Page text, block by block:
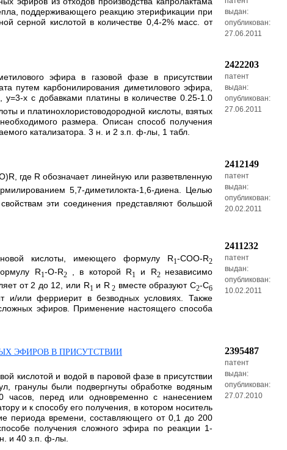
поддерживающего реакцию этерификации при
серной кислотой в количестве 0,4-2% масс. от
выдан:
опубликован:
27.06.2011
эфира в газовой фазе в присутствии
путем карбонилирования диметилового эфира,
x с добавками платины в количестве 0.25-1.0
и платинохлористоводородной кислоты, взятых
размера. Описан способ получения
катализатора. 3 н. и 2 з.п. ф-лы, 1 табл.
2422203
патент
выдан:
опубликован:
27.06.2011
где R обозначает линейную или разветвленную
5,7-диметилокта-1,6-диена. Целью
эти соединения представляют большой
2412149
патент
выдан:
опубликован:
20.02.2011
кислоты, имеющего формулу R1-COO-R2
R1 -O-R2, в которой R1 и R2 независимо
от 2 до 12, или R1 и R2 вместе образуют С2-С6
и/или ферриерит в безводных условиях. Также
эфиров. Применение настоящего способа
2411232
патент
выдан:
опубликован:
10.02.2011
ЭФИРОВ В ПРИСУТСТВИИ
кислотой и водой в паровой фазе в присутствии
гранулы были подвергнуты обработке водяным
перед или одновременно с нанесением
и к способу его получения, в котором носитель
периода времени, составляющего от 0,1 до 200
получения сложного эфира по реакции 1-
и 40 з.п. ф-лы.
2395487
патент
выдан:
опубликован:
27.07.2010